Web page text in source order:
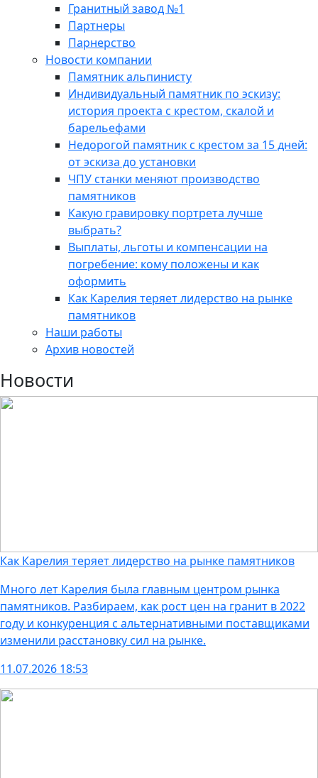
Гранитный завод №1
Партнеры
Парнерство
Новости компании
Памятник альпинисту
Индивидуальный памятник по эскизу:
история проекта с крестом, скалой и
барельефами
Недорогой памятник с крестом за 15 дней:
от эскиза до установки
ЧПУ станки меняют производство
памятников
Какую гравировку портрета лучше
выбрать?
Выплаты, льготы и компенсации на
погребение: кому положены и как
оформить
Как Карелия теряет лидерство на рынке
памятников
Наши работы
Архив новостей
Новости
Как Карелия теряет лидерство на рынке памятников
Много лет Карелия была главным центром рынка
памятников. Разбираем, как рост цен на гранит в 2022
году и конкуренция с альтернативными поставщиками
изменили расстановку сил на рынке.
11.07.2026 18:53